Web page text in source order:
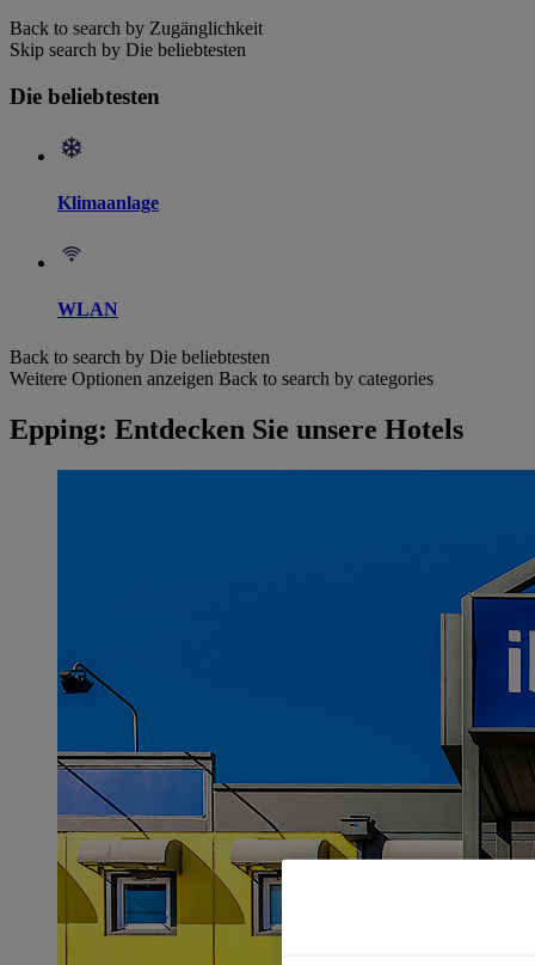
Back to search by Zugänglichkeit
Skip search by Die beliebtesten
Die beliebtesten
Klimaanlage
WLAN
Back to search by Die beliebtesten
Weitere Optionen anzeigen Back to search by categories
Epping: Entdecken Sie unsere Hotels